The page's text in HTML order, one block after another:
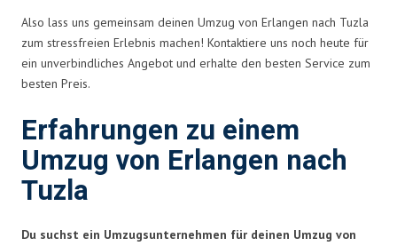
Also lass uns gemeinsam deinen Umzug von Erlangen nach Tuzla
zum stressfreien Erlebnis machen! Kontaktiere uns noch heute für
ein unverbindliches Angebot und erhalte den besten Service zum
besten Preis.
Erfahrungen zu einem
Umzug von Erlangen nach
Tuzla
Du suchst ein Umzugsunternehmen für deinen Umzug von